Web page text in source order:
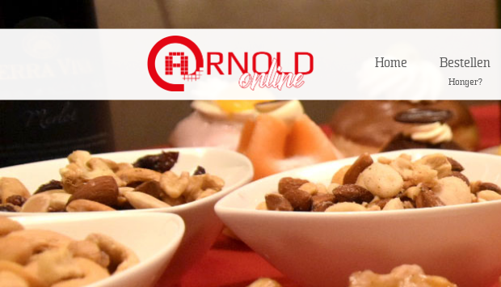
Home Bestellen
Honger?